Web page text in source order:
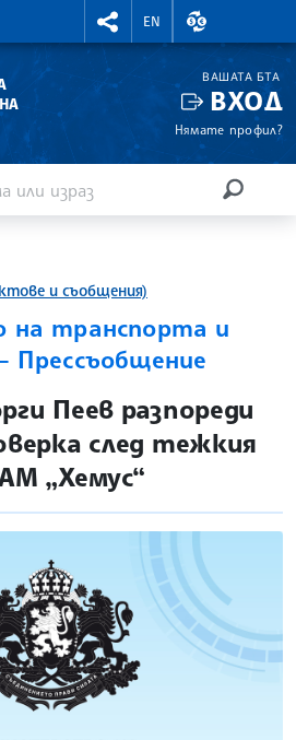
RIGHTMENU.SOCIAL
EN
ВАЛУТНИ
ВАШАТА БТА
ВХОД
Нямате профил?
и съобщения)
на транспорта и
Прессъобщение
Пеев разпореди
след тежкия
„Хемус“